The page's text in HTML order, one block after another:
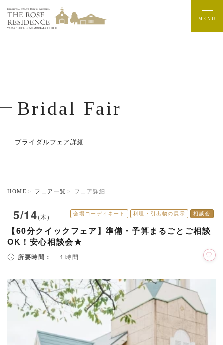
Bridal Fair
ブライダルフェア詳細
MENU
HOME フェア一覧 フェア詳細
5/14(木) 会場コーディネート 料理・引出物の展示 相談会
【60分クイックフェア】準備・予算まるごとご相談
OK！安心相談会★
所要時間： １時間